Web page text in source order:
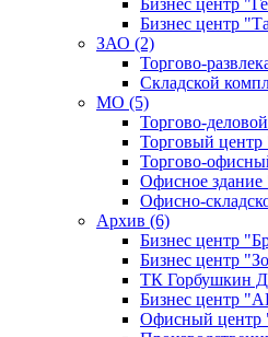
Бизнес центр
Бизнес центр
ЗАО (2)
Торгово-
Складской
MO (5)
Торгово-
Торговый
Торгово-
Офисное здание
Офисно-
Архив (6)
Бизнес центр
Бизнес центр
ТК Горбушкин
Бизнес центр
Офисный центр